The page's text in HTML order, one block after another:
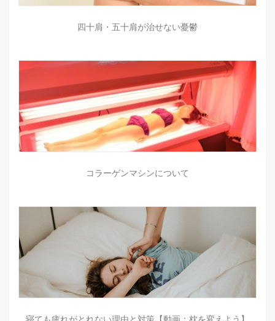
四十肩・五十肩が治せない憂鬱
コラーゲンマシンについて